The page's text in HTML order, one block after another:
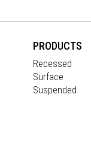
PRODUCTS
Recessed
Surface
Suspended